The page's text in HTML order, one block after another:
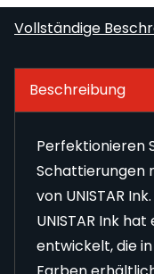
Vollständige
Beschreibung
Perfektionieren
Schattierungen
von UNISTAR Ink.
UNISTAR Ink
entwickelt, die